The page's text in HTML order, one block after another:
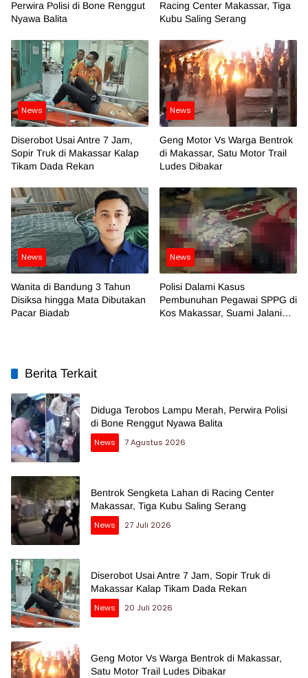
Perwira Polisi di Bone Renggut
Nyawa Balita
Racing Center Makassar, Tiga
Kubu Saling Serang
News
Diserobot Usai Antre 7 Jam,
Sopir Truk di Makassar Kalap
Tikam Dada Rekan
News
Geng Motor Vs Warga Bentrok
di Makassar, Satu Motor Trail
Ludes Dibakar
News
Wanita di Bandung 3 Tahun
Disiksa hingga Mata Dibutakan
Pacar Biadab
News
Polisi Dalami Kasus
Pembunuhan Pegawai SPPG di
Kos Makassar, Suami Jalani
Berita Terkait
Diduga Terobos Lampu Merah, Perwira Polisi
di Bone Renggut Nyawa Balita
News
7 Agustus 2026
Bentrok Sengketa Lahan di Racing Center
Makassar, Tiga Kubu Saling Serang
News
27 Juli 2026
Diserobot Usai Antre 7 Jam, Sopir Truk di
Makassar Kalap Tikam Dada Rekan
News
20 Juli 2026
Geng Motor Vs Warga Bentrok di Makassar,
Satu Motor Trail Ludes Dibakar